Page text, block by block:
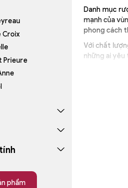
Croix
Prieure
phẩm
Danh mục
mạnh của
phong cách
Với chất
những ai yêu
👉 Khám